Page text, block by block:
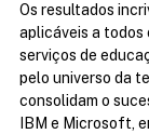
Os resultados
aplicáveis a todos
serviços de
pelo universo da
consolidam o
IBM e Microsoft,